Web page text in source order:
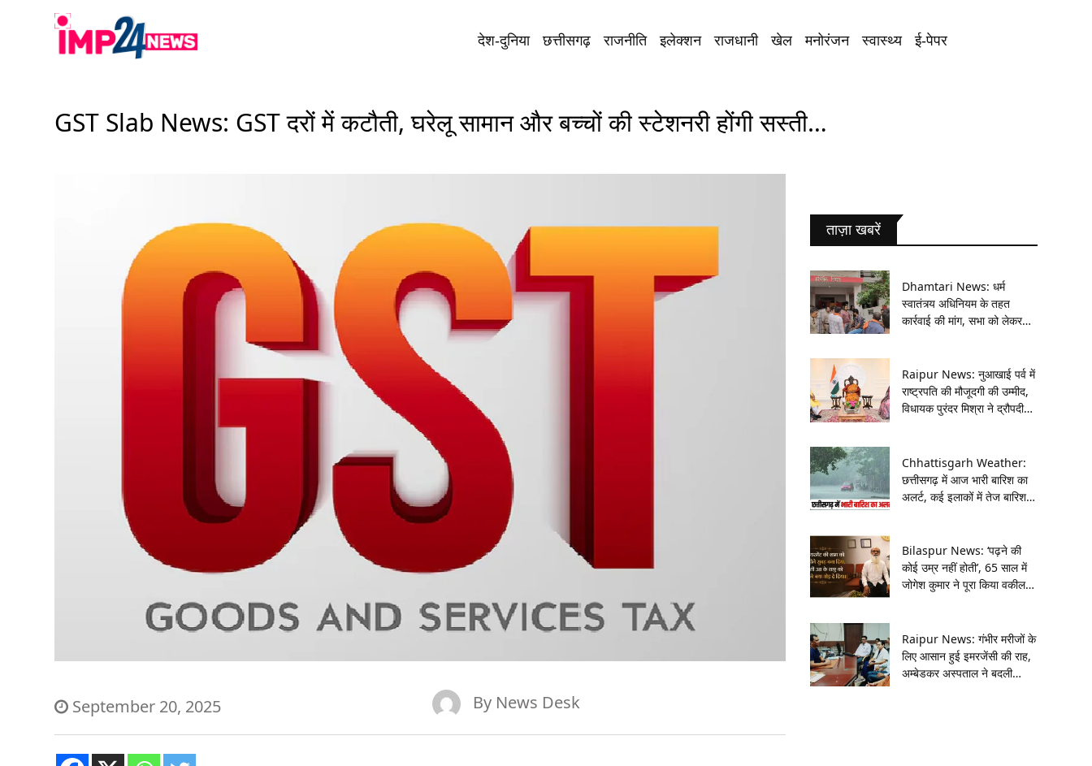
देश-दुनिया छत्तीसगढ़ राजनीति इलेक्शन राजधानी खेल मनोरंजन स्वास्थ्य ई-पेपर
GST Slab News: GST दरों में कटौती, घरेलू सामान और बच्चों की स्टेशनरी होंगी सस्ती…
September 20, 2025 By News Desk
ताज़ा खबरें
Dhamtari News: धर्म
स्वातंत्र्य अधिनियम के तहत
कार्रवाई की मांग, सभा को लेकर
Raipur News: नुआखाई पर्व में
राष्ट्रपति की मौजूदगी की उम्मीद,
विधायक पुरंदर मिश्रा ने द्रौपदी
Chhattisgarh Weather:
छत्तीसगढ़ में आज भारी बारिश का
अलर्ट, कई इलाकों में तेज बारिश
Bilaspur News: ‘पढ़ने की
कोई उम्र नहीं होती’, 65 साल में
जोगेश कुमार ने पूरा किया वकील
Raipur News: गंभीर मरीजों के
लिए आसान हुई इमरजेंसी की राह,
अम्बेडकर अस्पताल ने बदली